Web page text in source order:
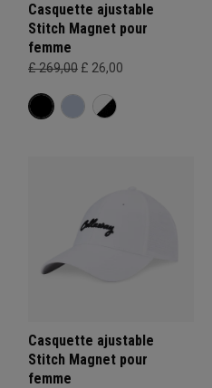
Casquette ajustable
Stitch Magnet pour
femme
£ 269,00 £ 26,00
Casquette ajustable
Stitch Magnet pour
femme